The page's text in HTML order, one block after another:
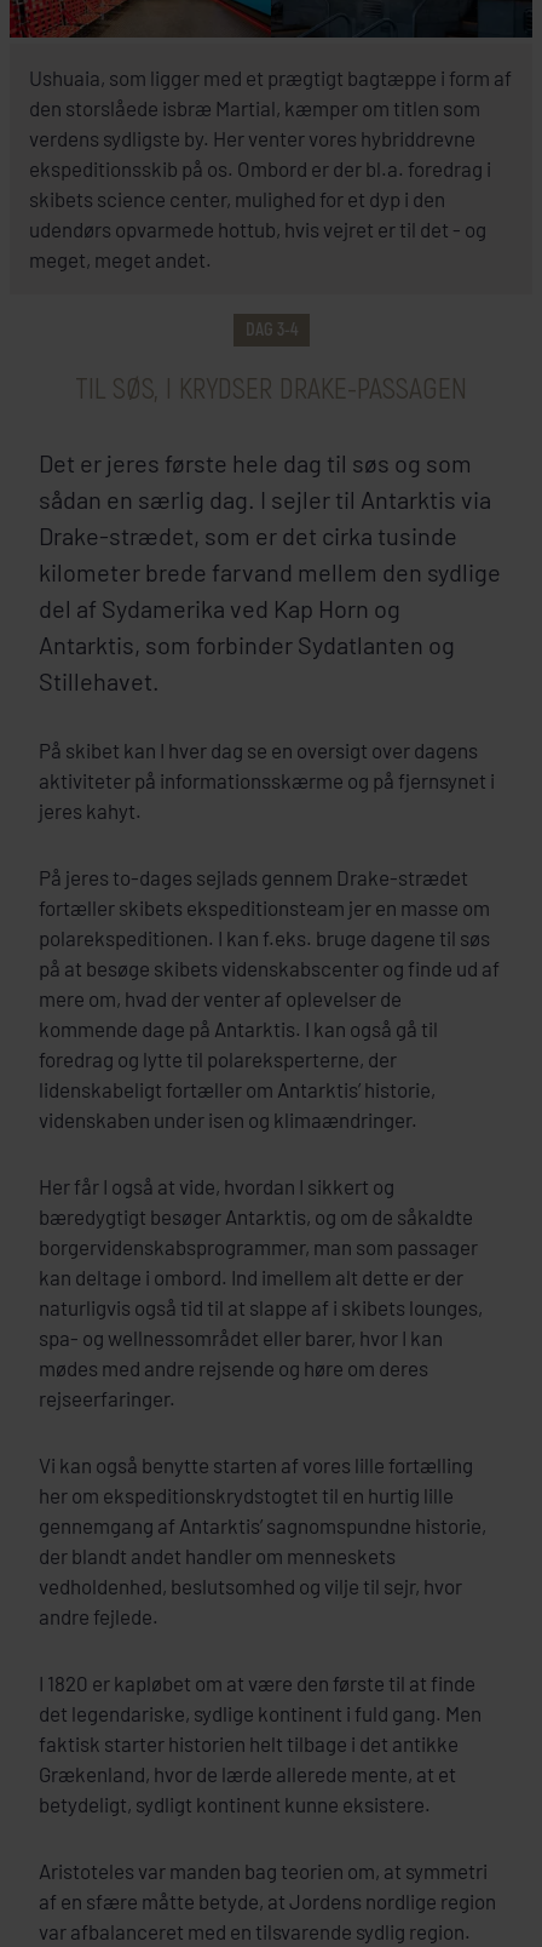
Antarktis
M/S Fridtjof Nansen eller M/S Roald
Amundsen, HX Expeditions
Ushuaia, som ligger med et prægtigt bagtæppe i form af
den storslåede isbræ Martial, kæmper om titlen som
verdens sydligste by. Her venter vores hybriddrevne
ekspeditionsskib på os. Ombord er der bl.a. foredrag i
skibets science center, mulighed for et dyp i den
udendørs opvarmede hottub, hvis vejret er til det - og
meget, meget andet.
DAG 3-4
TIL SØS, I KRYDSER DRAKE-PASSAGEN
Det er jeres første hele dag til søs og som
sådan en særlig dag. I sejler til Antarktis via
Drake-strædet, som er det cirka tusinde
kilometer brede farvand mellem den sydlige
del af Sydamerika ved Kap Horn og
Antarktis, som forbinder Sydatlanten og
Stillehavet.
På skibet kan I hver dag se en oversigt over dagens
aktiviteter på informationsskærme og på fjernsynet i
jeres kahyt.
På jeres to-dages sejlads gennem Drake-strædet
fortæller skibets ekspeditionsteam jer en masse om
polarekspeditionen. I kan f.eks. bruge dagene til søs
på at besøge skibets videnskabscenter og finde ud af
mere om, hvad der venter af oplevelser de
kommende dage på Antarktis. I kan også gå til
foredrag og lytte til polareksperterne, der
lidenskabeligt fortæller om Antarktis’ historie,
videnskaben under isen og klimaændringer.
Her får I også at vide, hvordan I sikkert og
bæredygtigt besøger Antarktis, og om de såkaldte
borgervidenskabsprogrammer, man som passager
kan deltage i ombord. Ind imellem alt dette er der
naturligvis også tid til at slappe af i skibets lounges,
spa- og wellnessområdet eller barer, hvor I kan
mødes med andre rejsende og høre om deres
rejseerfaringer.
Vi kan også benytte starten af vores lille fortælling
her om ekspeditionskrydstogtet til en hurtig lille
gennemgang af Antarktis’ sagnomspundne historie,
der blandt andet handler om menneskets
vedholdenhed, beslutsomhed og vilje til sejr, hvor
andre fejlede.
I 1820 er kapløbet om at være den første til at finde
det legendariske, sydlige kontinent i fuld gang. Men
faktisk starter historien helt tilbage i det antikke
Grækenland, hvor de lærde allerede mente, at et
betydeligt, sydligt kontinent kunne eksistere.
Aristoteles var manden bag teorien om, at symmetri
af en sfære måtte betyde, at Jordens nordlige region
var afbalanceret med en tilsvarende sydlig region.